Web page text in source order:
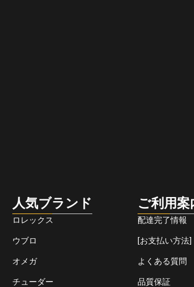
人気ブランド
ロレックス
ウブロ
オメガ
チューダー
ご利用案
配達完了情報
[お支払い方法]
よくある質問
品質保証